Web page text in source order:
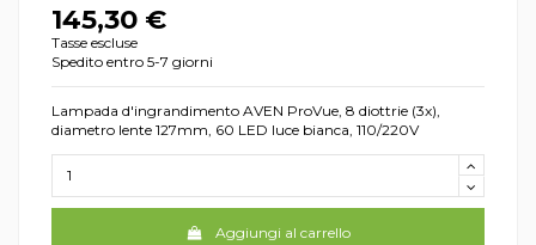
145,30 €
Tasse escluse
Spedito entro 5-7 giorni
Lampada d'ingrandimento AVEN ProVue, 8 diottrie (3x),
diametro lente 127mm, 60 LED luce bianca, 110/220V
Aggiungi al carrello